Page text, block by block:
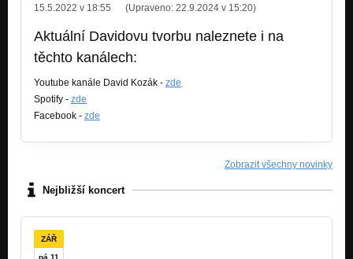
15.5.2022 v 18:55 (Upraveno: 22.9.2024 v 15:20)
Aktuální Davidovu tvorbu naleznete i na
těchto kanálech:
Youtube kanále David Kozák - zde
Spotify - zde
Facebook - zde
Zobrazit všechny novinky
Nejbližší koncert
ZÁŘ
pá 11